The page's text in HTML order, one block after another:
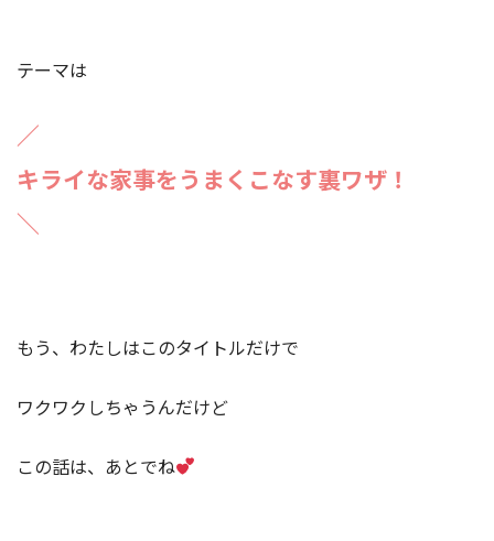
テーマは
／
キライな家事をうまくこなす裏ワザ！
＼
もう、わたしはこのタイトルだけで
ワクワクしちゃうんだけど
この話は、あとでね